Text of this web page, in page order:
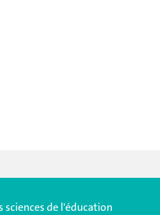
sciences de l'éducation